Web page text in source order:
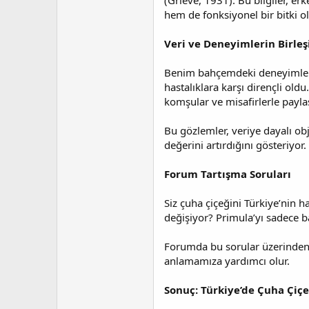
hem de fonksiyonel bir bitki
Veri ve Deneyimlerin
Benim bahçemdeki
hastalıklara karşı dirençli
komşular ve misafirlerle
Bu gözlemler, veriye dayalı
değerini artırdığını gösteriyor.
Forum Tartışma Soruları
Siz çuha çiçeğini Türkiye’nin
değişiyor? Primula’yı
Forumda bu sorular
anlamamıza yardımcı olur.
Sonuç: Türkiye’de Çuha